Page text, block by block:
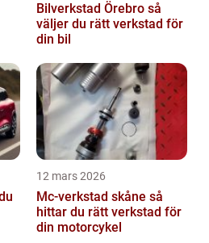
Bilverkstad Örebro så
väljer du rätt verkstad för
din bil
12 mars 2026
Mc-verkstad skåne så
hittar du rätt verkstad för
din motorcykel